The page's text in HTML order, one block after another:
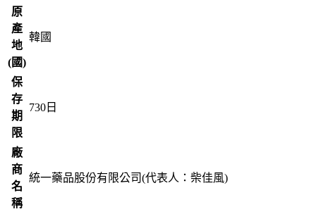
原
產
地
(國)
韓國
保
存
期
限
730 日
廠
商
名
稱
統一藥品股份有限公司(代表人：柴佳風)